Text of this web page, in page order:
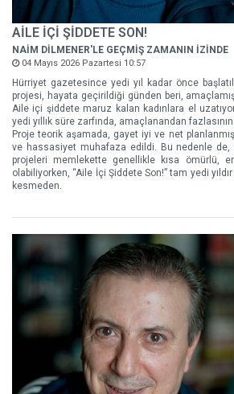
AİLE İÇİ ŞİDDETE SON!
NAİM DİLMENER'LE GEÇMİŞ ZAMANIN İZİNDE
04 Mayıs 2026 Pazartesi 10:57
Hürriyet gazetesince yedi yıl kadar önce
projesi, hayata geçirildiği günden beri, amaçlamış
Aile içi şiddete maruz kalan kadınlara el
yedi yıllık süre zarfında, amaçlanandan fazlasının
Proje teorik aşamada, gayet iyi ve net
ve hassasiyet muhafaza edildi. Bu nedenle
projeleri memlekette genellikle kısa ömürlü,
olabiliyorken, “Aile İçi Şiddete Son!” tam yedi
kesmeden.